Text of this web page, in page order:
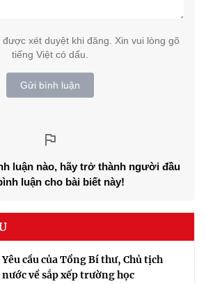
xét duyệt khi đăng. Xin vui lòng gõ
tiếng Việt có dấu.
Gửi bình luận
luận nào, hãy trở thành người đầu
luận cho bài biết này!
Yêu cầu của Tổng Bí thư, Chủ tịch
nước về sắp xếp trường học